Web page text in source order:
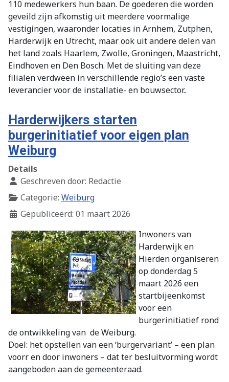
110 medewerkers hun baan. De goederen die worden
geveild zijn afkomstig uit meerdere voormalige
vestigingen, waaronder locaties in Arnhem, Zutphen,
Harderwijk en Utrecht, maar ook uit andere delen van
het land zoals Haarlem, Zwolle, Groningen, Maastricht,
Eindhoven en Den Bosch. Met de sluiting van deze
filialen verdween in verschillende regio’s een vaste
leverancier voor de installatie- en bouwsector..
Harderwijkers starten
burgerinitiatief voor eigen plan
Weiburg
Details
Geschreven door: Redactie
Categorie: Weiburg
Gepubliceerd: 01 maart 2026
Inwoners van
Harderwijk en
Hierden organiseren
op donderdag 5
maart 2026 een
startbijeenkomst
voor een
burgerinitiatief rond
de ontwikkeling van de Weiburg.
Doel: het opstellen van een ‘burgervariant’ – een plan
voorr en door inwoners – dat ter besluitvorming wordt
aangeboden aan de gemeenteraad.